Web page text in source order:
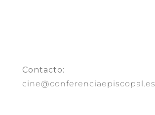
Contacto:
cine@conferenciaepiscopal.es